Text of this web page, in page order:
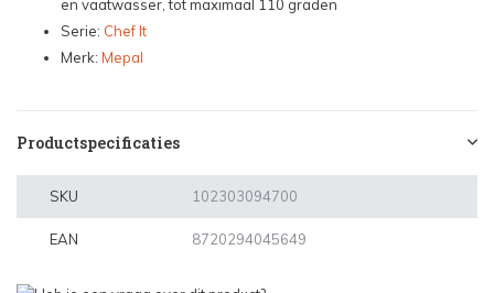
en vaatwasser, tot maximaal 110 graden
Serie: Chef It
Merk: Mepal
Productspecificaties
SKU 102303094700
EAN 8720294045649